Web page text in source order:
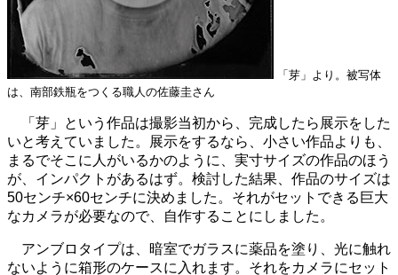
「芽」より。被写体
は、南部鉄瓶をつくる職人の佐藤圭さん
「芽」という作品は撮影当初から、完成したら展示をした
いと考えていました。展示をするなら、小さい作品よりも、
まるでそこに人がいるかのように、実寸サイズの作品のほう
が、インパクトがあるはず。検討した結果、作品のサイズは
50センチ×60センチに決めました。それがセットできる巨大
なカメラが必要なので、自作することにしました。
アンブロタイプは、暗室でガラスに薬品を塗り、光に触れ
ないように箱形のケースに入れます。それをカメラにセット